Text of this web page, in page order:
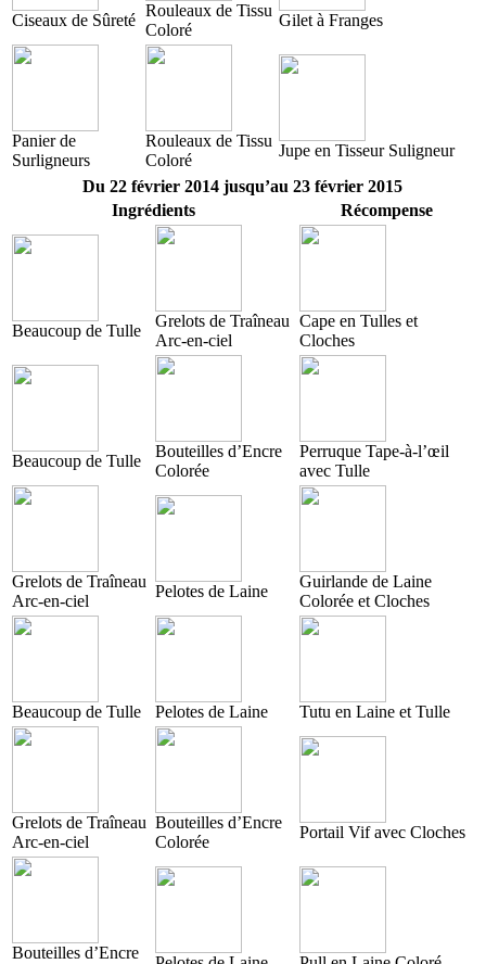
Ciseaux de Sûreté
Rouleaux de Tissu
Coloré
Gilet à Franges
Panier de
Surligneurs
Rouleaux de Tissu
Coloré
Jupe en Tisseur Suligneur
Du 22 février 2014 jusqu’au 23 février 2015
Ingrédients
Récompense
Beaucoup de Tulle
Grelots de Traîneau
Arc-en-ciel
Cape en Tulles et
Cloches
Beaucoup de Tulle
Bouteilles d’Encre
Colorée
Perruque Tape-à-l’œil
avec Tulle
Grelots de Traîneau
Arc-en-ciel
Pelotes de Laine
Guirlande de Laine
Colorée et Cloches
Beaucoup de Tulle Pelotes de Laine Tutu en Laine et Tulle
Grelots de Traîneau
Arc-en-ciel
Bouteilles d’Encre
Colorée
Portail Vif avec Cloches
Bouteilles d’Encre